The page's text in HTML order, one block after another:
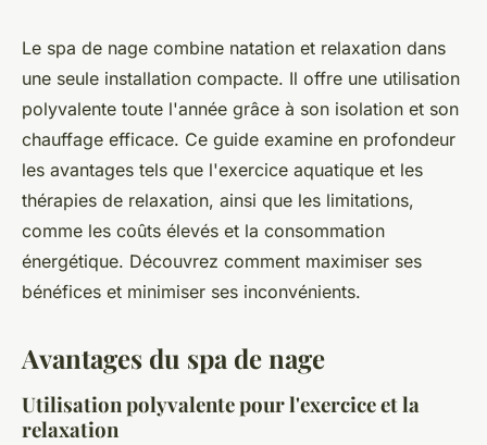
Spa de nage : les avantages et
les limites de cette
construction
Sophie•20 juin 2024•3 min de lecture
Le spa de nage combine natation et relaxation dans
une seule installation compacte. Il offre une utilisation
polyvalente toute l'année grâce à son isolation et son
chauffage efficace. Ce guide examine en profondeur
les avantages tels que l'exercice aquatique et les
thérapies de relaxation, ainsi que les limitations,
comme les coûts élevés et la consommation
énergétique. Découvrez comment maximiser ses
bénéfices et minimiser ses inconvénients.
Avantages du spa de nage
Utilisation polyvalente pour l'exercice et la
relaxation